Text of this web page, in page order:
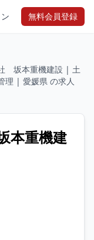
無料会員登録
坂本重機建設 | 土
理 | 愛媛県 の求人
本重機建